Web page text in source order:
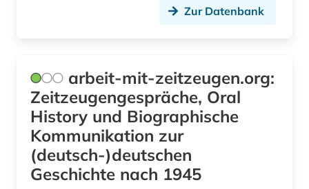
geisteswissenschaften (11)
geldern (1)
gemälde (1)
gender studies (1)
generative ki (1)
geografie (2)
Zur Datenbank
arbeit-mit-zeitzeugen.org:
Zeitzeugengespräche, Oral
History und Biographische
Kommunikation zur
(deutsch-)deutschen
Geschichte nach 1945